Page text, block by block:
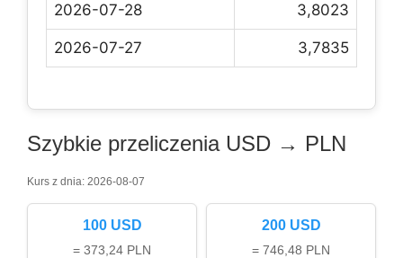
2026-07-28 3,8023
2026-07-27 3,7835
Szybkie przeliczenia USD → PLN
Kurs z dnia: 2026-08-07
100 USD
= 373,24 PLN
200 USD
= 746,48 PLN